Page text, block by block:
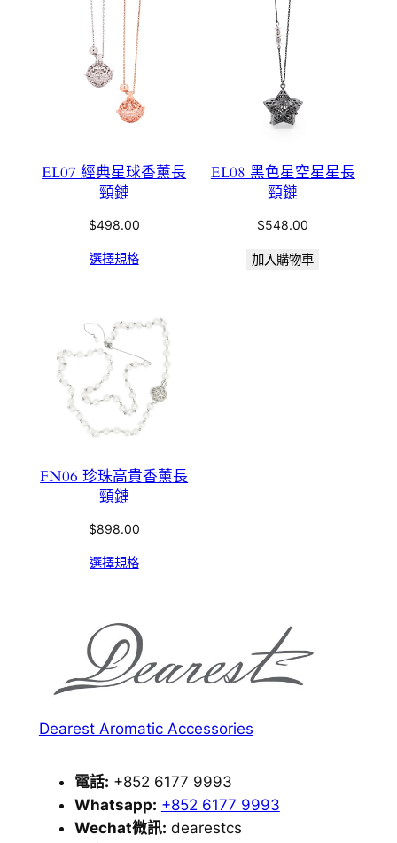
EL07 經典星球香薰長
頸鏈
$498.00
選擇規格
EL08 黑色星空星星長
頸鏈
$548.00
加入購物車
FN06 珍珠高貴香薰長
頸鏈
$898.00
選擇規格
Dearest Aromatic Accessories
電話: +852 6177 9993
Whatsapp: +852 6177 9993
Wechat微訊: dearestcs